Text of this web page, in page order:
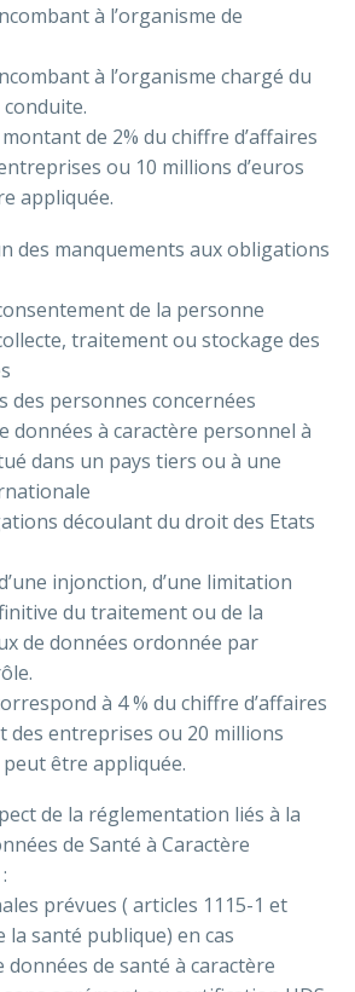
à l’organisme de
à l’organisme chargé du
conduite.
de 2% du chiffre d’affaires
ou 10 millions d’euros
appliquée.
des manquements aux obligations
de la personne
traitement ou stockage des
des personnes concernées
données à caractère personnel à
dans un pays tiers ou à une
découlant du droit des Etats
injonction, d’une limitation
du traitement ou de la
de données ordonnée par
à 4 % du chiffre d’affaires
des entreprises ou 20 millions
peut être appliquée.
de la réglementation liés à la
de Santé à Caractère
prévues ( articles 1115-1 et
la santé publique) en cas
données de santé à caractère